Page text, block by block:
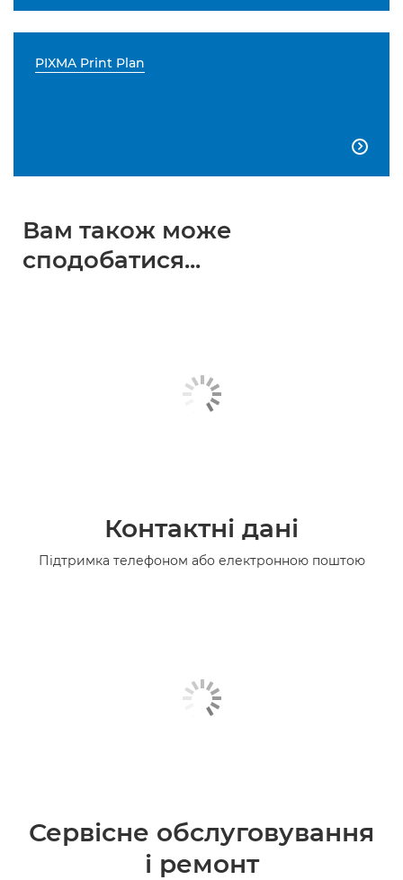
PIXMA Print Plan

Вам також може
сподобатися...
Контактні дані
Підтримка телефоном або електронною поштою
Сервісне обслуговування
і ремонт